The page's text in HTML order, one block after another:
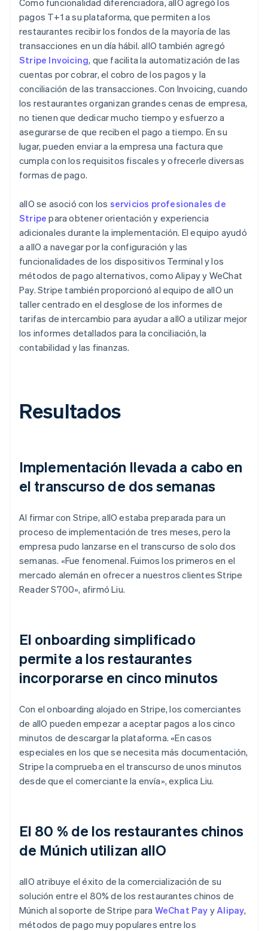
pagos T+1 a su plataforma, que permiten a los
restaurantes recibir los fondos de la mayoría de las
transacciones en un día hábil. allO también agregó
Stripe Invoicing, que facilita la automatización de las
cuentas por cobrar, el cobro de los pagos y la
conciliación de las transacciones. Con Invoicing, cuando
los restaurantes organizan grandes cenas de empresa,
no tienen que dedicar mucho tiempo y esfuerzo a
asegurarse de que reciben el pago a tiempo. En su
lugar, pueden enviar a la empresa una factura que
cumpla con los requisitos fiscales y ofrecerle diversas
formas de pago.
allO se asoció con los servicios profesionales de
Stripe para obtener orientación y experiencia
adicionales durante la implementación. El equipo ayudó
a allO a navegar por la configuración y las
funcionalidades de los dispositivos Terminal y los
métodos de pago alternativos, como Alipay y WeChat
Pay. Stripe también proporcionó al equipo de allO un
taller centrado en el desglose de los informes de
tarifas de intercambio para ayudar a allO a utilizar mejor
los informes detallados para la conciliación, la
contabilidad y las finanzas.
Resultados
Implementación llevada a cabo en
el transcurso de dos semanas
Al firmar con Stripe, allO estaba preparada para un
proceso de implementación de tres meses, pero la
empresa pudo lanzarse en el transcurso de solo dos
semanas. «Fue fenomenal. Fuimos los primeros en el
mercado alemán en ofrecer a nuestros clientes Stripe
Reader S700», afirmó Liu.
El onboarding simplificado
permite a los restaurantes
incorporarse en cinco minutos
Con el onboarding alojado en Stripe, los comerciantes
de allO pueden empezar a aceptar pagos a los cinco
minutos de descargar la plataforma. «En casos
especiales en los que se necesita más documentación,
Stripe la comprueba en el transcurso de unos minutos
desde que el comerciante la envía», explica Liu.
El 80 % de los restaurantes chinos
de Múnich utilizan allO
allO atribuye el éxito de la comercialización de su
solución entre el 80% de los restaurantes chinos de
Múnich al soporte de Stripe para WeChat Pay y Alipay,
métodos de pago muy populares entre los